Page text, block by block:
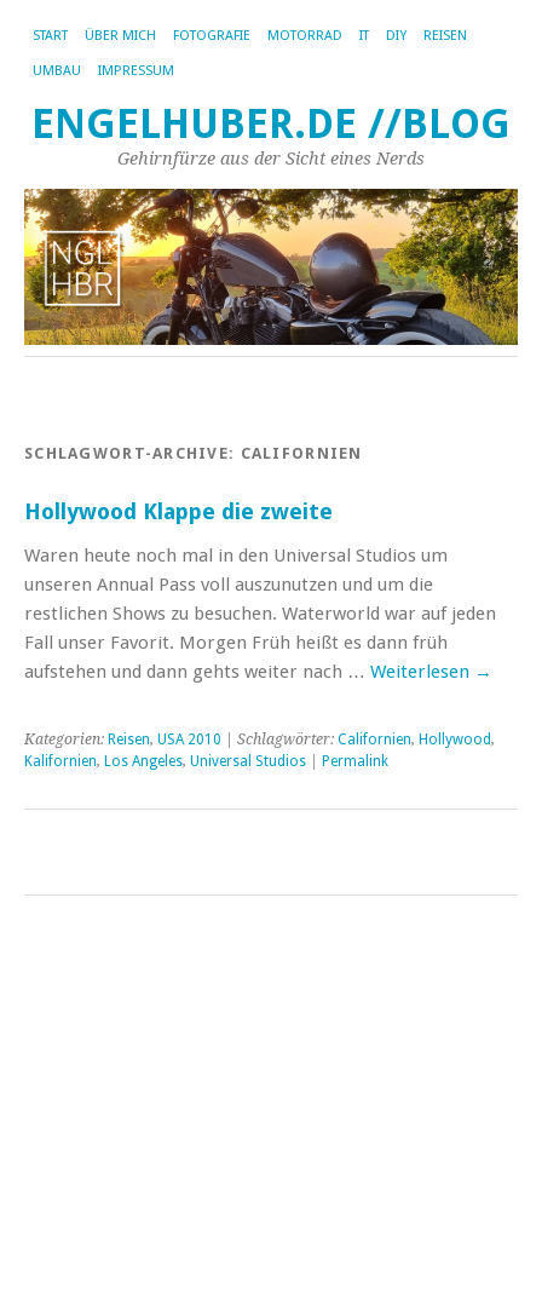
START ÜBER MICH FOTOGRAFIE MOTORRAD IT DIY REISEN
UMBAU IMPRESSUM
ENGELHUBER.DE //BLOG
Gehirnfürze aus der Sicht eines Nerds
SCHLAGWORT-ARCHIVE: CALIFORNIEN
Hollywood Klappe die zweite
Waren heute noch mal in den Universal Studios um
unseren Annual Pass voll auszunutzen und um die
restlichen Shows zu besuchen. Waterworld war auf jeden
Fall unser Favorit. Morgen Früh heißt es dann früh
aufstehen und dann gehts weiter nach … Weiterlesen →
Kategorien: Reisen, USA 2010 | Schlagwörter: Californien, Hollywood,
Kalifornien, Los Angeles, Universal Studios Permalink